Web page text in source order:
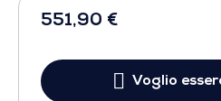
551,90 €
Voglio